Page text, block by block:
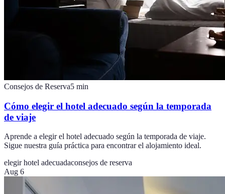
Consejos de Reserva5 min
Cómo elegir el hotel adecuado según la temporada
de viaje
Aprende a elegir el hotel adecuado según la temporada de viaje.
Sigue nuestra guía práctica para encontrar el alojamiento ideal.
elegir hotel adecuadaconsejos de reserva
Aug 6